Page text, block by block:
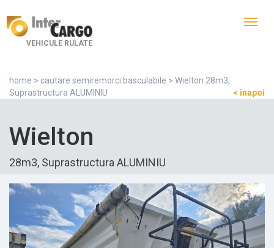
VEHICULE RULATE
home > cautare semiremorci basculabile > Wielton 28m3,
Suprastructura ALUMINIU
< înapoi
Wielton
28m3, Suprastructura ALUMINIU